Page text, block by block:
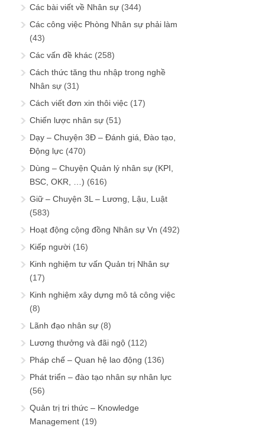
Các bài viết về Nhân sự (344)
Các công việc Phòng Nhân sự phải làm
(43)
Các vấn đề khác (258)
Cách thức tăng thu nhập trong nghề
Nhân sự (31)
Cách viết đơn xin thôi việc (17)
Chiến lược nhân sự (51)
Dạy – Chuyện 3Đ – Đánh giá, Đào tạo,
Động lực (470)
Dùng – Chuyện Quản lý nhân sự (KPI,
BSC, OKR, …) (616)
Giữ – Chuyện 3L – Lương, Lậu, Luật
(583)
Hoạt động cộng đồng Nhân sự Vn (492)
Kiếp người (16)
Kinh nghiệm tư vấn Quản trị Nhân sự
(17)
Kinh nghiệm xây dựng mô tả công việc
(8)
Lãnh đạo nhân sự (8)
Lương thưởng và đãi ngộ (112)
Pháp chế – Quan hệ lao động (136)
Phát triển – đào tạo nhân sự nhân lực
(56)
Quản trị tri thức – Knowledge
Management (19)